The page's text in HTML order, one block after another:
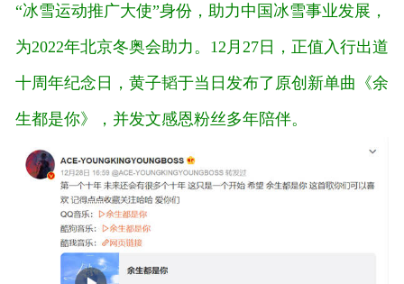
“冰雪运动推广大使”身份，助力中国冰雪事业发展，
为2022年北京冬奥会助力。12月27日，正值入行出道
十周年纪念日，黄子韬于当日发布了原创新单曲《余
生都是你》，并发文感恩粉丝多年陪伴。